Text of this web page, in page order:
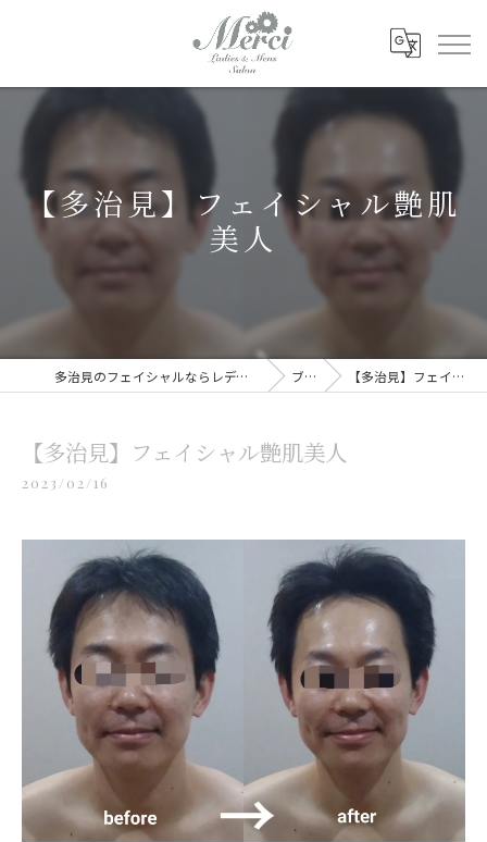
【多治見】フェイシャル艶肌
美人
多治見のフェイシャルならレディース&メンズサロン Merci ブログ 【多治見】フェイシャル艶肌美人
【多治見】フェイシャル艶肌美人
2023/02/16